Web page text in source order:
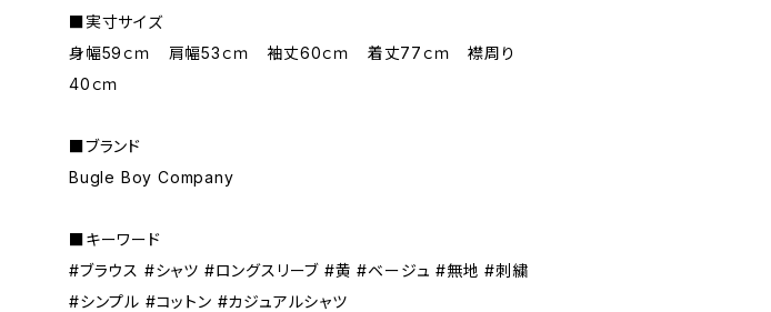
■実寸サイズ
身幅59ｃｍ 肩幅53ｃｍ 袖丈60ｃｍ 着丈77ｃｍ 襟周り
40ｃｍ
■ブランド
Bugle Boy Company
■キーワード
#ブラウス #シャツ #ロングスリーブ #黄 #ベージュ #無地 #刺繍
#シンプル #コットン #カジュアルシャツ